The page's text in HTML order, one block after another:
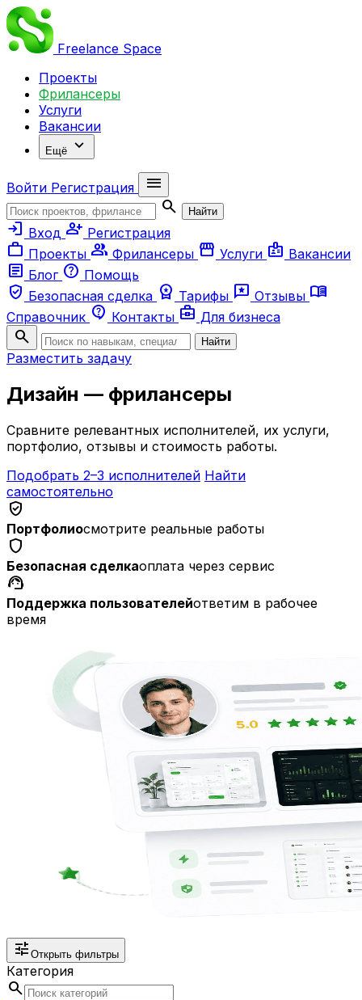
Freelance Space
Проекты
Фрилансеры
Услуги
Вакансии
Ещё expand_more
Войти Регистрация
menu
search
Найти
login Вход person_add Регистрация
work Проекты group Фрилансеры storefront Услуги badge Вакансии
article Блог help Помощь
verified_user Безопасная сделка workspace_premium Тарифы reviews Отзывы menu_book
Справочник contact_support Контакты business_center Для бизнеса
search Найти
Разместить задачу
Дизайн — фрилансеры
Сравните релевантных исполнителей, их услуги,
портфолио, отзывы и стоимость работы.
Подобрать 2–3 исполнителей Найти
самостоятельно
verified_user
Портфолиосмотрите реальные работы
shield
Безопасная сделкаоплата через сервис
support_agent
Поддержка пользователейответим в рабочее
время
tune Открыть фильтры
Категория
search